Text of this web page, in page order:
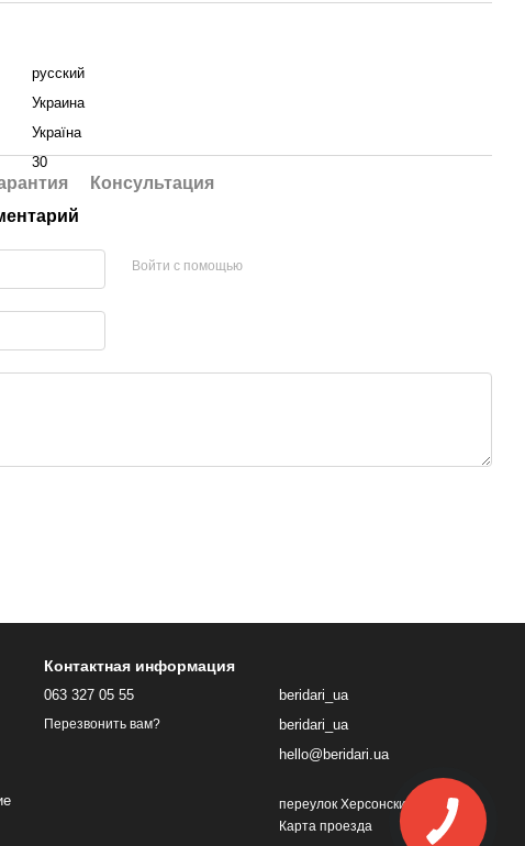
русский
Украина
Україна
30
Консультация
Войти с помощью
Контактная информация
063 327 05 55
Перезвонить вам?
beridari_ua
beridari_ua
hello@beridari.ua
переулок Херсонский, 1
Карта проезда